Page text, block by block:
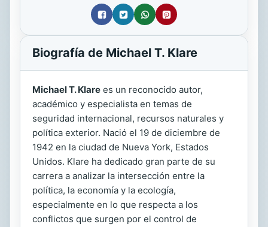
Biografía de Michael T. Klare
Michael T. Klare es un reconocido autor,
académico y especialista en temas de
seguridad internacional, recursos naturales y
política exterior. Nació el 19 de diciembre de
1942 en la ciudad de Nueva York, Estados
Unidos. Klare ha dedicado gran parte de su
carrera a analizar la intersección entre la
política, la economía y la ecología,
especialmente en lo que respecta a los
conflictos que surgen por el control de